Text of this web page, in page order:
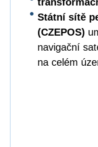
Státní sítě
(CZEPOS)
navigační
na celém